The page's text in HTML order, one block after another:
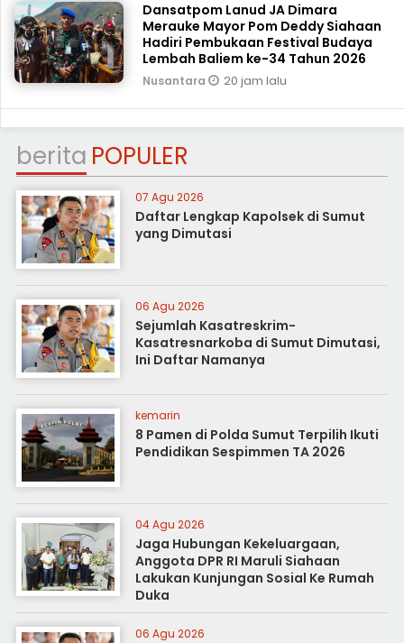
Dansatpom Lanud JA Dimara
Merauke Mayor Pom Deddy Siahaan
Hadiri Pembukaan Festival Budaya
Lembah Baliem ke-34 Tahun 2026
Nusantara 20 jam lalu
berita POPULER
07 Agu 2026
Daftar Lengkap Kapolsek di Sumut
yang Dimutasi
06 Agu 2026
Sejumlah Kasatreskrim-
Kasatresnarkoba di Sumut Dimutasi,
Ini Daftar Namanya
kemarin
8 Pamen di Polda Sumut Terpilih Ikuti
Pendidikan Sespimmen TA 2026
04 Agu 2026
Jaga Hubungan Kekeluargaan,
Anggota DPR RI Maruli Siahaan
Lakukan Kunjungan Sosial Ke Rumah
Duka
06 Agu 2026